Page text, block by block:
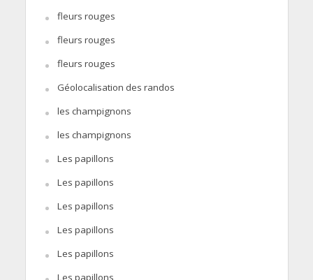
fleurs rouges
fleurs rouges
fleurs rouges
Géolocalisation des randos
les champignons
les champignons
Les papillons
Les papillons
Les papillons
Les papillons
Les papillons
Les papillons